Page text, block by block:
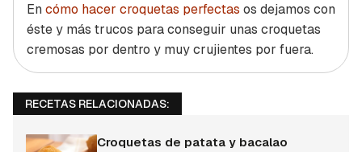
En cómo hacer croquetas perfectas os dejamos con
éste y más trucos para conseguir unas croquetas
cremosas por dentro y muy crujientes por fuera.
RECETAS RELACIONADAS:
Croquetas de patata y bacalao